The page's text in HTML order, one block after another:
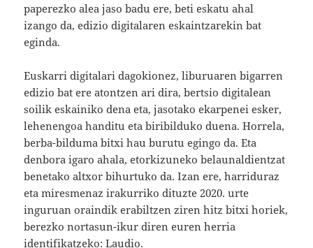
paperezko alea jaso badu ere, beti eskatu ahal
izango da, edizio digitalaren eskaintzarekin bat
eginda.
Euskarri digitalari dagokionez, liburuaren bigarren
edizio bat ere atontzen ari dira, bertsio digitalean
soilik eskainiko dena eta, jasotako ekarpenei esker,
lehenengoa handitu eta biribilduko duena. Horrela,
berba-bilduma bitxi hau burutu egingo da. Eta
denbora igaro ahala, etorkizuneko belaunaldientzat
benetako altxor bihurtuko da. Izan ere, harriduraz
eta miresmenaz irakurriko dituzte 2020. urte
inguruan oraindik erabiltzen ziren hitz bitxi horiek,
berezko nortasun-ikur diren euren herria
identifikatzeko: Laudio.